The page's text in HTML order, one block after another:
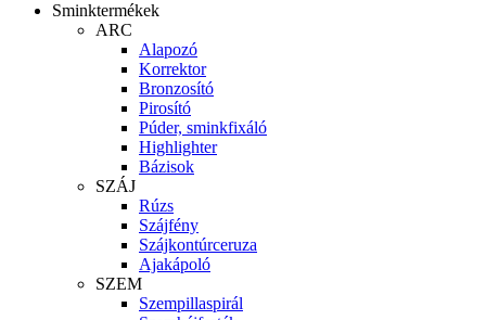
Sminktermékek
ARC
Alapozó
Korrektor
Bronzosító
Pirosító
Púder, sminkfixáló
Highlighter
Bázisok
SZÁJ
Rúzs
Szájfény
Szájkontúrceruza
Ajakápoló
SZEM
Szempillaspirál